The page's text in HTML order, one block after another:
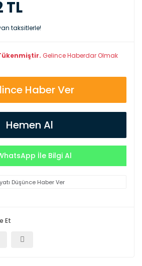
TL
taksitlerle!
Gelince Haberdar Olmak
Haber Ver
Hemen Al
İle Bilgi Al
Düşünce Haber Ver
Et